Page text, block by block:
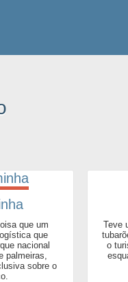
que um
que
nacional
palmeiras,
sobre o
Teve
o